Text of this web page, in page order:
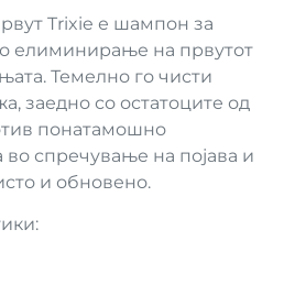
Trixie е шампон за
елиминирање на првутот
Темелно го чисти
заедно со остатоците од
понатамошно
спречување на појава и
и обновено.